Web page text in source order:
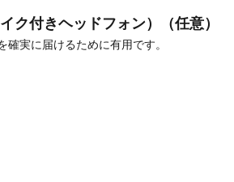
ク付きヘッドフォン）（任意）
実に届けるために有用です。